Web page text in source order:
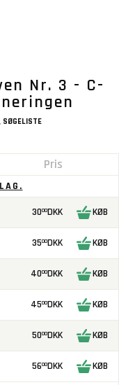
Nr. 3 - C-
SØGELISTE
Pris
3000DKK KØB
3500DKK KØB
4000DKK KØB
4500DKK KØB
5000DKK KØB
5600DKK KØB